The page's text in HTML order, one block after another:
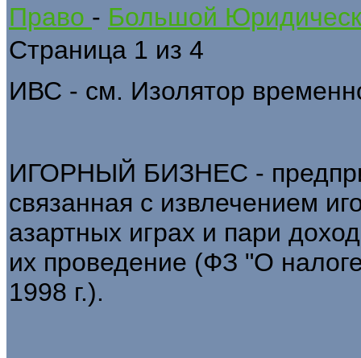
Право - Большой
Страница 1 из 4
ИВС - см. Изолятор
ИГОРНЫЙ БИЗНЕС -
связанная с извлечением
азартных играх и пари
их проведение (ФЗ "О
1998 г.).